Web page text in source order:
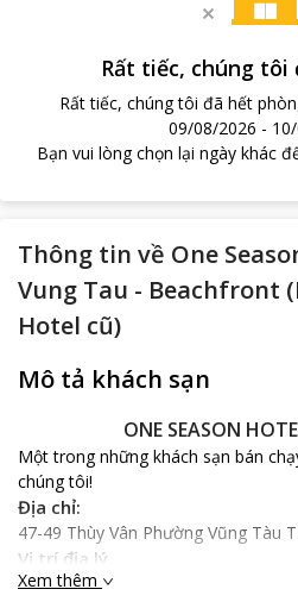
Rất tiếc, chúng tôi
Rất tiếc, chúng tôi đã hết
09/08/2026 -
Bạn vui lòng chọn lại ngày khác
Thông tin về One
Vung Tau - Beachfront
Hotel cũ)
Mô tả khách sạn
ONE SEASON
Một trong những khách sạn bán
chúng tôi!
Địa chỉ:
47-49 Thùy Vân Phường Vũng Tàu
Vị trí địa lý
ONE SEASON HOTEL VUNG TAU
Xem thêm